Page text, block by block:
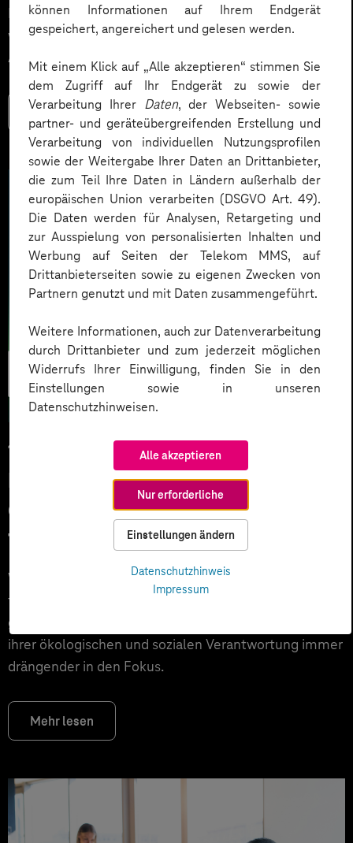
können Informationen auf Ihrem Endgerät
gespeichert, angereichert und gelesen werden.
Mit einem Klick auf „Alle akzeptieren“ stimmen Sie
dem Zugriff auf Ihr Endgerät zu sowie der
Verarbeitung Ihrer Daten, der Webseiten- sowie
partner- und geräteübergreifenden Erstellung und
Verarbeitung von individuellen Nutzungsprofilen
sowie der Weitergabe Ihrer Daten an Drittanbieter,
die zum Teil Ihre Daten in Ländern außerhalb der
europäischen Union verarbeiten (DSGVO Art. 49).
Die Daten werden für Analysen, Retargeting und
zur Ausspielung von personalisierten Inhalten und
Werbung auf Seiten der Telekom MMS, auf
Drittanbieterseiten sowie zu eigenen Zwecken von
Partnern genutzt und mit Daten zusammengeführt.
Weitere Informationen, auch zur Datenverarbeitung
durch Drittanbieter und zum jederzeit möglichen
Widerrufs Ihrer Einwilligung, finden Sie in den
Einstellungen sowie in unseren
Datenschutzhinweisen.
Alle akzeptieren
Nur erforderliche
Einstellungen ändern
Datenschutzhinweis
Impressum
NIS2 Umsetzung: Was Betreiber kritischer Anlagen &
wichtige Einrichtungen jetzt beachten müssen. Alle
Anforderungen, Fristen & Tipps zur Umsetzung.
Mehr lesen
Künstliche
Intelligenz
14.07.2025
Nachhaltigkeit neu denken: Wie KI
das ESG-Management
transformiert
Während künstliche Intelligenz und die
fortschreitende Digitalisierung unsere Gesellschaft
grundlegend transformieren, rückt die Frage nach
ihrer ökologischen und sozialen Verantwortung immer
drängender in den Fokus.
Mehr lesen